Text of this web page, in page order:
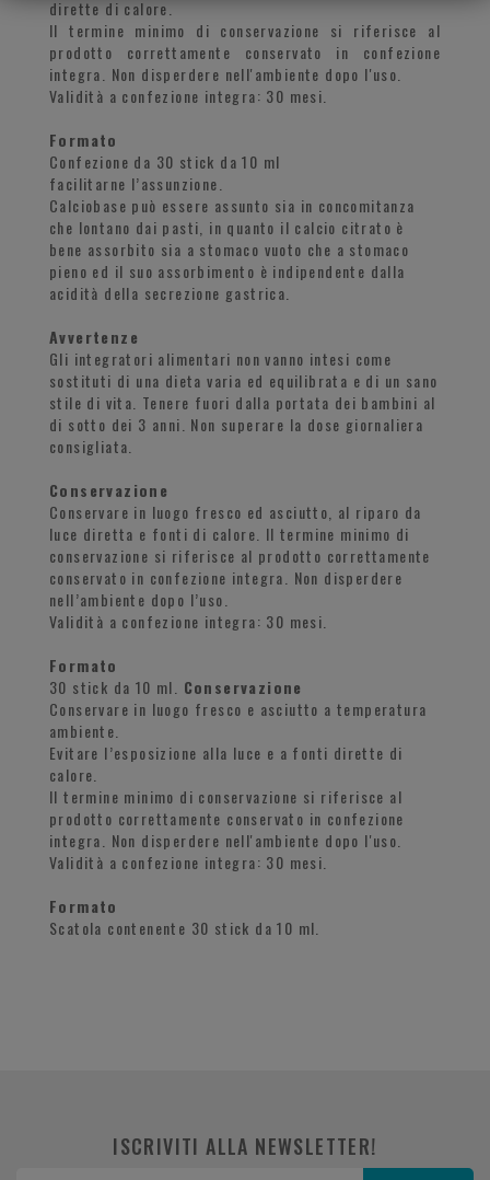
dirette di calore.
Il termine minimo di conservazione si riferisce al
prodotto correttamente conservato in confezione
integra. Non disperdere nell'ambiente dopo l'uso.
Validità a confezione integra: 30 mesi.
Formato
Confezione da 30 stick da 10 ml
facilitarne l’assunzione.
Calciobase può essere assunto sia in concomitanza
che lontano dai pasti, in quanto il calcio citrato è
bene assorbito sia a stomaco vuoto che a stomaco
pieno ed il suo assorbimento è indipendente dalla
acidità della secrezione gastrica.
Avvertenze
Gli integratori alimentari non vanno intesi come
sostituti di una dieta varia ed equilibrata e di un sano
stile di vita. Tenere fuori dalla portata dei bambini al
di sotto dei 3 anni. Non superare la dose giornaliera
consigliata.
Conservazione
Conservare in luogo fresco ed asciutto, al riparo da
luce diretta e fonti di calore. Il termine minimo di
conservazione si riferisce al prodotto correttamente
conservato in confezione integra. Non disperdere
nell’ambiente dopo l’uso.
Validità a confezione integra: 30 mesi.
Formato
30 stick da 10 ml. Conservazione
Conservare in luogo fresco e asciutto a temperatura
ambiente.
Evitare l’esposizione alla luce e a fonti dirette di
calore.
Il termine minimo di conservazione si riferisce al
prodotto correttamente conservato in confezione
integra. Non disperdere nell'ambiente dopo l'uso.
Validità a confezione integra: 30 mesi.
Formato
Scatola contenente 30 stick da 10 ml.
ISCRIVITI ALLA NEWSLETTER!